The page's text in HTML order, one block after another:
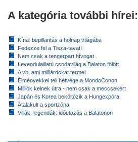
A kategória további hírei:
Kína: bepillantás a holnap világába
Fedezze fel a Tisza-tavat!
Nem csak a tengerpart hívogat
Levendulaillatú csodavilág a Balaton fölött
A vb, ami milliárdokat termel
Élményekkel teli hétvége a MondoConon
Milliók kelnek útra - nem csak a meccsekért
Japán és Korea beköltözik a Hungexpóra
Átalakult a sportzóna
Villák, legendák: időutazás a Balatonon